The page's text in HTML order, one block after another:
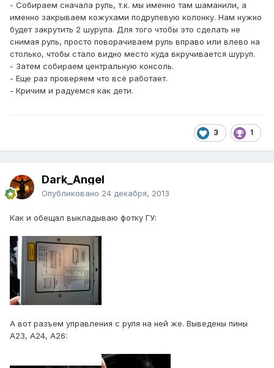
- Собираем сначала руль, т.к. мы именно там шаманили, а
именно закрываем кожухами подрулевую колонку. Нам нужно
будет закрутить 2 шурупа. Для того чтобы это сделать не
снимая руль, просто поворачиваем руль вправо или влево на
столько, чтобы стало видно место куда вкручивается шуруп.
- Затем собираем центральную консоль.
- Еще раз проверяем что всё работает.
- Кричим и радуемся как дети.
3 1
Dark_Angel
Опубликовано 24 декабря, 2013
Как и обещал выкладываю фотку ГУ:
А вот разъем управления с руля на ней же. Выведены пины
A23, A24, A26: